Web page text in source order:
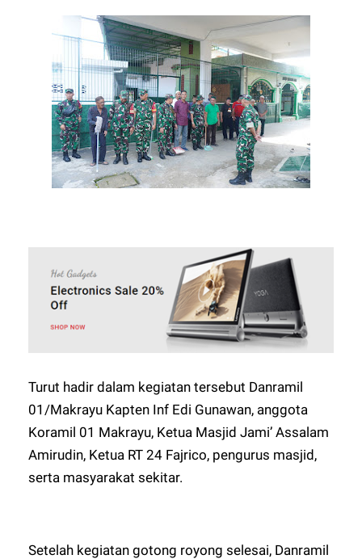
Turut hadir dalam kegiatan tersebut Danramil
01/Makrayu Kapten Inf Edi Gunawan, anggota
Koramil 01 Makrayu, Ketua Masjid Jami’ Assalam
Amirudin, Ketua RT 24 Fajrico, pengurus masjid,
serta masyarakat sekitar.
Setelah kegiatan gotong royong selesai, Danramil